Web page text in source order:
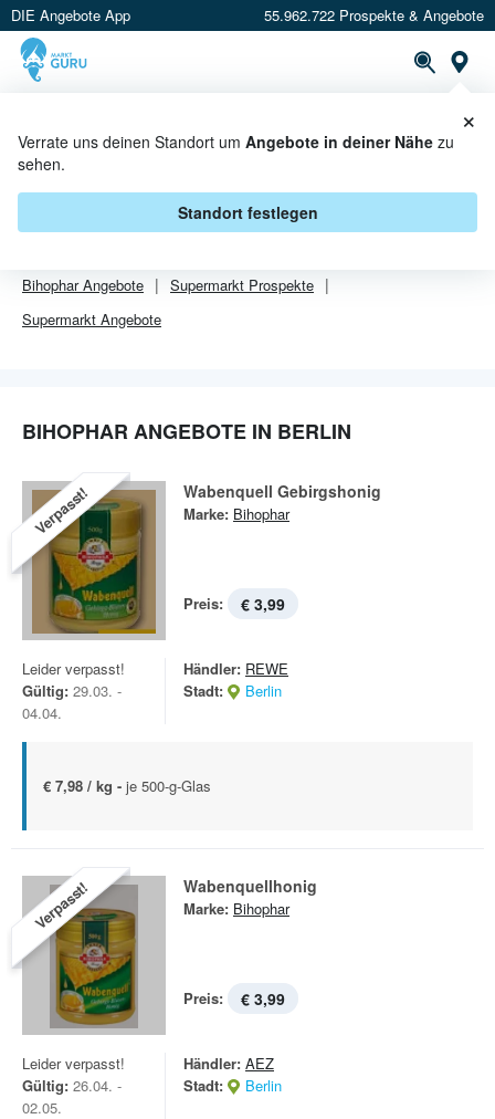
DIE Angebote App 55.962.722 Prospekte & Angebote
Verrate uns deinen Standort um Angebote in deiner Nähe zu
sehen.
Standort festlegen
×
BIHOPHAR ANGEBOTE IN BERLIN
VonBihopharsind in Berlin leider alle Angebebote abgelaufen.
BihopharAngebote Supermarkt Prospekte
Supermarkt Angebote
BIHOPHAR ANGEBOTE IN BERLIN
Verpasst! Wabenquell Gebirgshonig
Marke: Bihophar
Preis: € 3,99
Leider verpasst!
Gültig: 29.03. -
04.04.
Händler: REWE
Stadt:
Berlin
€ 7,98 / kg - je 500-g-Glas
Verpasst! Wabenquellhonig
Marke: Bihophar
Preis: € 3,99
Leider verpasst!
Gültig: 26.04. -
02.05.
Händler: AEZ
Stadt:
Berlin